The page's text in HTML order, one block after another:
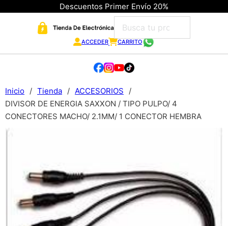
Descuentos Primer Envío 20%
ACCEDER CARRITO
Inicio / Tienda / ACCESORIOS
/
DIVISOR DE ENERGIA SAXXON / TIPO PULPO/ 4
CONECTORES MACHO/ 2.1MM/ 1 CONECTOR HEMBRA